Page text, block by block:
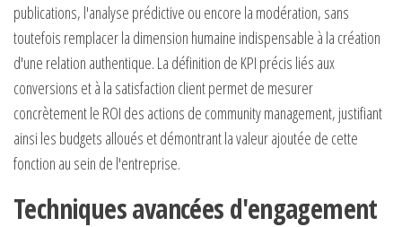
publications, l'analyse prédictive ou encore la modération, sans
toutefois remplacer la dimension humaine indispensable à la création
d'une relation authentique. La définition de KPI précis liés aux
conversions et à la satisfaction client permet de mesurer
concrètement le ROI des actions de community management, justifiant
ainsi les budgets alloués et démontrant la valeur ajoutée de cette
fonction au sein de l'entreprise.
Techniques avancées d'engagement